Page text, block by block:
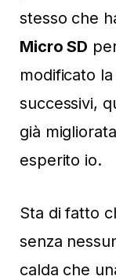
stesso che
Micro SD
modificato
successivi,
già
esperito io.
Sta di fatto
senza
calda che